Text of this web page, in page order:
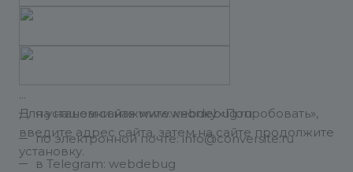
Для установки нажмите кнопку «Попробовать»,
введите адрес сайта, затем на сайте продолжите
установку.
на нашем сайте www.webdebug.ru
по электронной почте: info@conversite.ru
в Telegram: webdebug